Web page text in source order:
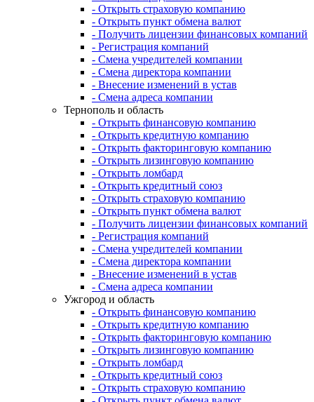
- Открыть страховую компанию
- Открыть пункт обмена валют
- Получить лицензии финансовых компаний
- Регистрация компаний
- Смена учредителей компании
- Смена директора компании
- Внесение изменений в устав
- Смена адреса компании
Тернополь и область
- Открыть финансовую компанию
- Открыть кредитную компанию
- Открыть факторинговую компанию
- Открыть лизинговую компанию
- Открыть ломбард
- Открыть кредитный союз
- Открыть страховую компанию
- Открыть пункт обмена валют
- Получить лицензии финансовых компаний
- Регистрация компаний
- Смена учредителей компании
- Смена директора компании
- Внесение изменений в устав
- Смена адреса компании
Ужгород и область
- Открыть финансовую компанию
- Открыть кредитную компанию
- Открыть факторинговую компанию
- Открыть лизинговую компанию
- Открыть ломбард
- Открыть кредитный союз
- Открыть страховую компанию